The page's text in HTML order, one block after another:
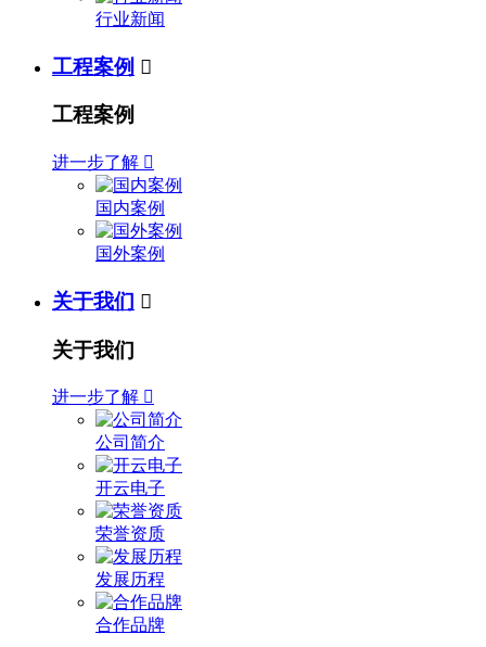
行业新闻
工程案例 
工程案例
进一步了解 
国内案例
国外案例
关于我们 
关于我们
进一步了解 
公司简介
开云电子
荣誉资质
发展历程
合作品牌